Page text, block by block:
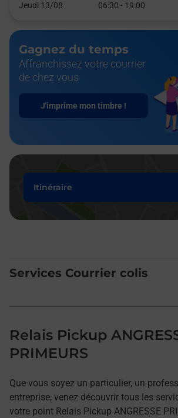
Jeudi 13/08
06:30 - 19:00
Gagnez du temps
Affranchissez votre courrier
de chez vous
J'imprime mon timbre !
Itinéraire
Services Courrier colis
Relais Pickup
PRIMEURS
Que vous soyez un particulier, un
entreprise, venez découvrir tous les
votre point Relais Pickup ANGRESSE